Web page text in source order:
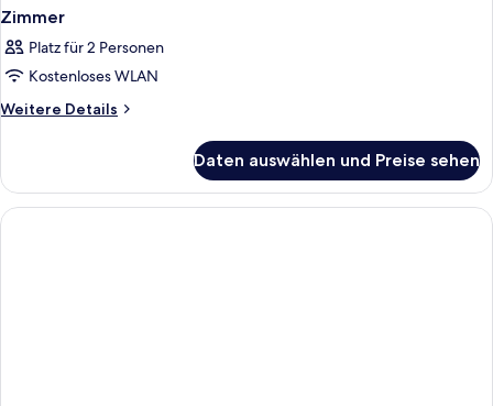
Zimmer
Platz für 2 Personen
Kostenloses WLAN
Weitere Details
Weitere
Daten auswählen und Preise sehen